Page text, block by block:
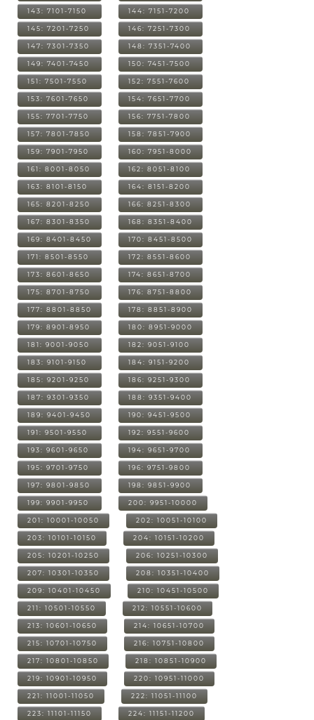
143: 7101-7150 144: 7151-7200
145: 7201-7250 146: 7251-7300
147: 7301-7350 148: 7351-7400
149: 7401-7450 150: 7451-7500
151: 7501-7550 152: 7551-7600
153: 7601-7650 154: 7651-7700
155: 7701-7750 156: 7751-7800
157: 7801-7850 158: 7851-7900
159: 7901-7950 160: 7951-8000
161: 8001-8050 162: 8051-8100
163: 8101-8150 164: 8151-8200
165: 8201-8250 166: 8251-8300
167: 8301-8350 168: 8351-8400
169: 8401-8450 170: 8451-8500
171: 8501-8550 172: 8551-8600
173: 8601-8650 174: 8651-8700
175: 8701-8750 176: 8751-8800
177: 8801-8850 178: 8851-8900
179: 8901-8950 180: 8951-9000
181: 9001-9050 182: 9051-9100
183: 9101-9150 184: 9151-9200
185: 9201-9250 186: 9251-9300
187: 9301-9350 188: 9351-9400
189: 9401-9450 190: 9451-9500
191: 9501-9550 192: 9551-9600
193: 9601-9650 194: 9651-9700
195: 9701-9750 196: 9751-9800
197: 9801-9850 198: 9851-9900
199: 9901-9950 200: 9951-10000
201: 10001-10050 202: 10051-10100
203: 10101-10150 204: 10151-10200
205: 10201-10250 206: 10251-10300
207: 10301-10350 208: 10351-10400
209: 10401-10450 210: 10451-10500
211: 10501-10550 212: 10551-10600
213: 10601-10650 214: 10651-10700
215: 10701-10750 216: 10751-10800
217: 10801-10850 218: 10851-10900
219: 10901-10950 220: 10951-11000
221: 11001-11050 222: 11051-11100
223: 11101-11150 224: 11151-11200